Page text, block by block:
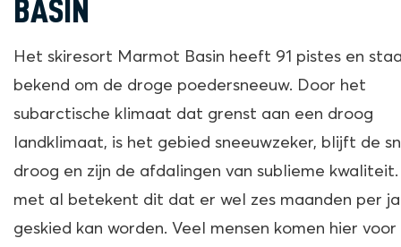
BASIN
Het skiresort Marmot Basin heeft 91 pistes en
bekend om de droge poedersneeuw. Door het
subarctische klimaat dat grenst aan een droog
landklimaat, is het gebied sneeuwzeker, blijft de
droog en zijn de afdalingen van sublieme
met al betekent dit dat er wel zes maanden per
geskied kan worden. Veel mensen komen hier voor